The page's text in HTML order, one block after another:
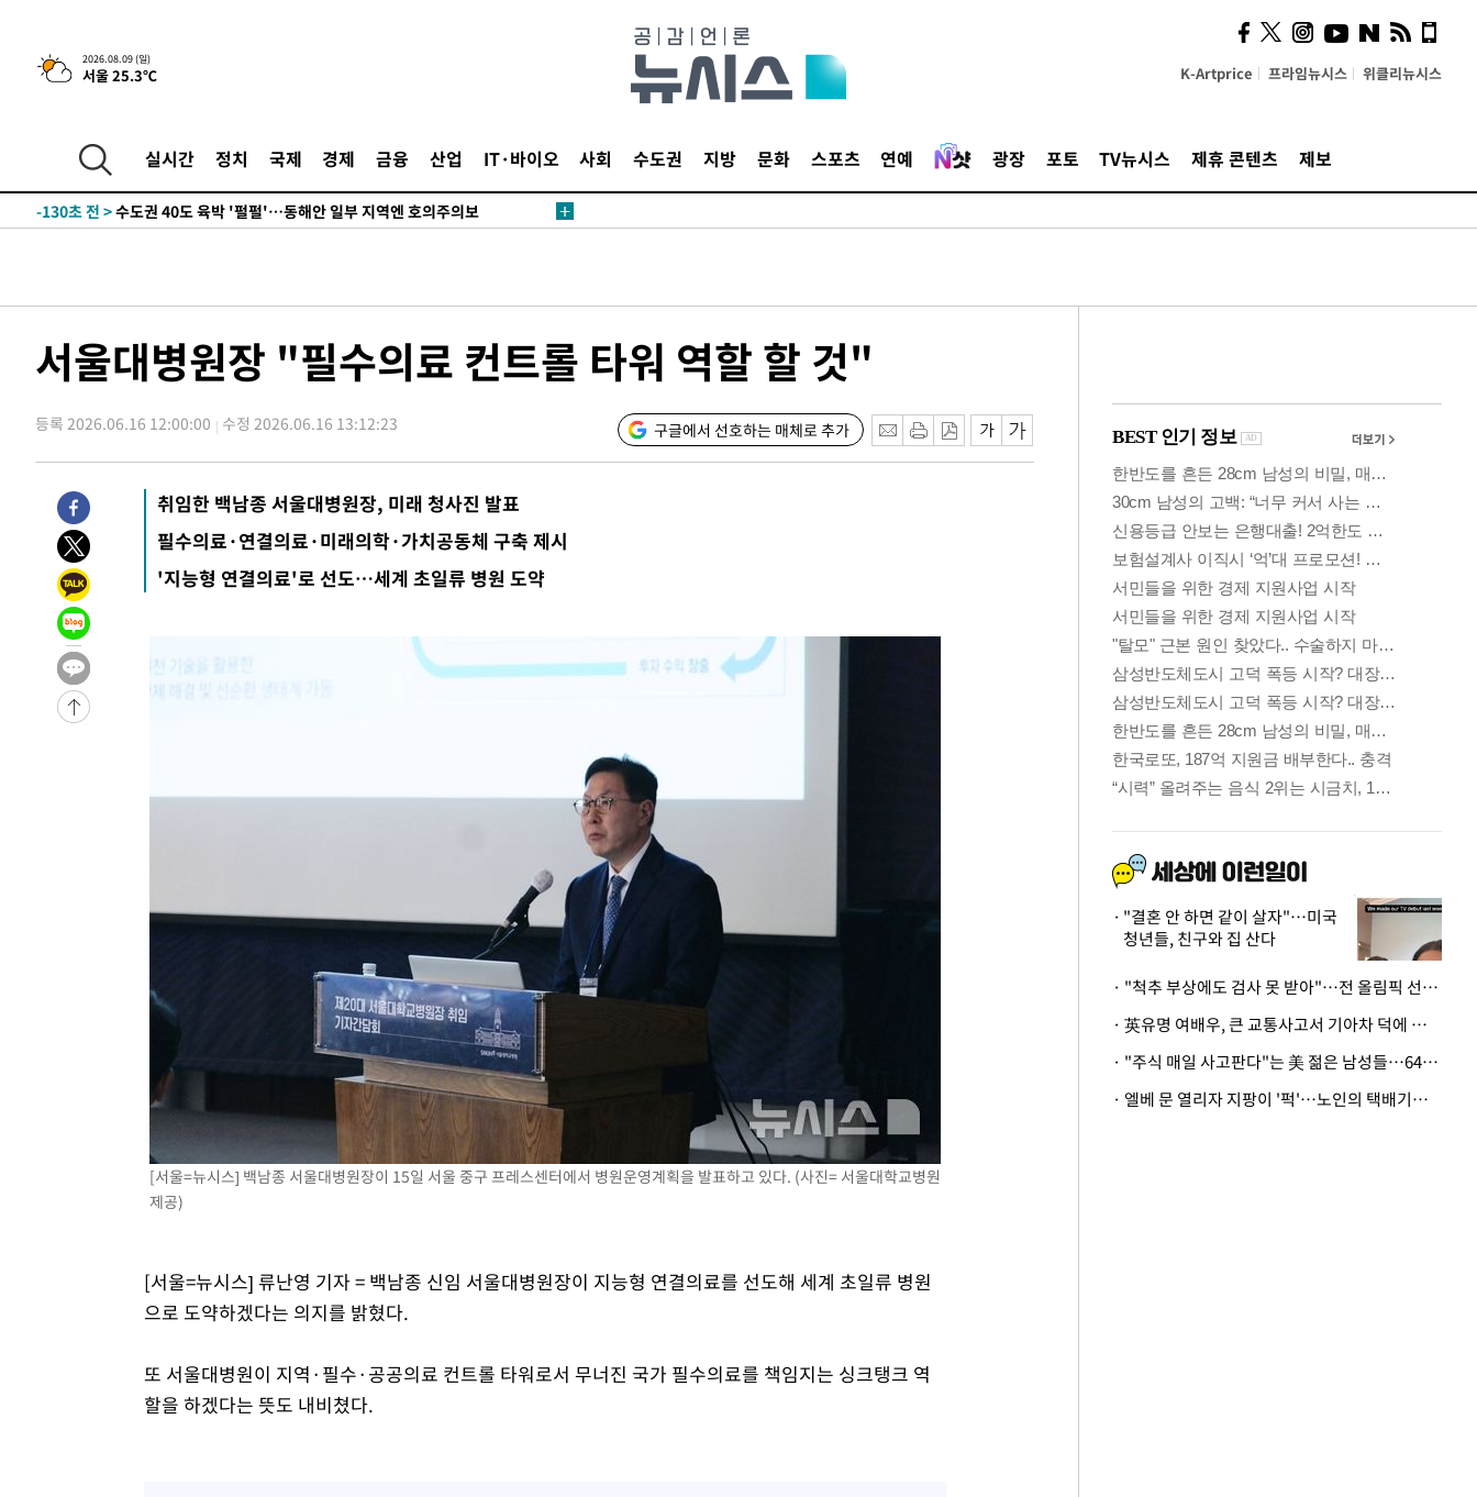
2026.08.09 (일)
서울 25.3℃ K-Artprice 프라임뉴시스 위클리뉴시스
실시간 정치 국제 경제 금융 산업 IT·바이오 사회 수도권 지방 문화 스포츠 연예 광장 포토 TV뉴시스 제휴 콘텐츠 제보
宋 10.17%
-7369초 전 >이강인 "아틀레티코 이적 기뻐…등번호 7번 의미보단 팀 위해 뛸 것"
-348초 전 > [속보]이강인 "감독님이 원하는 마음 느꼈고, 많은 트로피 원해 아틀레
티코 이적"
-130초 전 >수도권 40도 육박 '펄펄'…동해안 일부 지역엔 호의주의보
15분 전 >온열질환 사망자 3명 늘어…누적 환자 3000명 돌파
4시간 전 >남자 농구, 나고야 아시안게임서 '홈팀' 일본과 한일전
4시간 전 >여수 오동도 해상서 모터보트 전복…1명 사망·1명 실종
5시간 전 > 극한폭염 한풀 꺾이지만…'낮 최고 35도' 무더위, 열대야 계속[다음주
9시간 전 >
'최고 37도' 폭염 지속…강원동해안 최대 150㎜ 비
11시간 전 >
[속보]뉴욕증시 상승 마감…S&P 0.6% 나스닥 1.3%↑
-17573초 전 > 이란 "호르무즈 재개방 합의 근접…美 배상 선행돼야"
-8620초 전 >
[속보]與최고위원 제주·인천 순회경선…박선원·최민희·서미화·한
민수·김용 순
-8573초 전 >
래 44.56%
-7855초 전 >
[속보]與 대표 경선 제주·인천 당원투표…金 47.75%·鄭 42.08%·
宋 10.17%
-7389초 전 >
이강인 "아틀레티코 이적 기뻐…등번호 7번 의미보단 팀 위해 뛸 것"
-7324초 전 >
선재도서 해루질 나섰다 실종 60대, 닷새 만에 숨진 채 발견
남자 농구, 나고야 아시안게임서 '홈팀' 일본과 한일전
여수 오동도 해상서 모터보트 전복…1명 사망·1명 실종
극한폭염 한풀 꺾이지만…'낮 최고 35도' 무더위, 열대야 계속[다음주
축구협회 "압수수색·성접대 논란 사과…쇄신의 기회로 삼겠다"
[속보]'압수수색·성접대 논란' 축구협회 "실망과 걱정 안겨드려 죄송"
'최고 37도' 폭염 지속…강원동해안 최대 150㎜ 비
[속보]뉴욕증시 상승 마감…S&P 0.6% 나스닥 1.3%↑
서울대병원장 "필수의료 컨트롤 타워 역할 할 것"
등록 2026.06.16 12:00:00 수정 2026.06.16 13:12:23 구글에서 선호하는 매체로 추가
취임한 백남종 서울대병원장, 미래 청사진 발표
필수의료·연결의료·미래의학·가치공동체 구축 제시
'지능형 연결의료'로 선도…세계 초일류 병원 도약
[서울=뉴시스] 백남종 서울대병원장이 15일 서울 중구 프레스센터에서 병원운영계획을 발표하고 있다. (사진= 서울대학교병원
제공)
[서울=뉴시스] 류난영 기자 = 백남종 신임 서울대병원장이 지능형 연결의료를 선도해 세계 초일류 병원
으로 도약하겠다는 의지를 밝혔다.
또 서울대병원이 지역·필수·공공의료 컨트롤 타워로서 무너진 국가 필수의료를 책임지는 싱크탱크 역
할을 하겠다는 뜻도 내비쳤다.
사이 해답 찾았죠"…알을
깨고 나온 '초자아'
"결혼 안 하면 같이 살자"…미국
청년들, 친구와 집 산다
· "척추 부상에도 검사 못 받아"…전 올림픽 선수, 美봅슬레이협회 상대 소송
· 英유명 여배우, 큰 교통사고서 기아차 덕에 살았다
· "주식 매일 사고판다"는 美 젊은 남성들…64%가 "나는 인생의 패배자“
· 엘베 문 열리자 지팡이 '퍽'…노인의 택배기사 폭행 이유